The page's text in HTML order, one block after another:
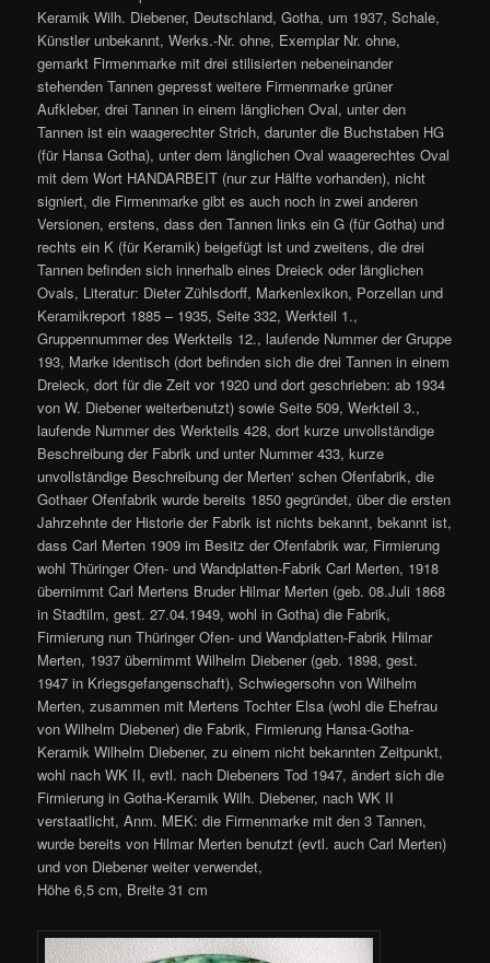
Keramik Wilh. Diebener, Deutschland, Gotha, um 1937, Schale,
Künstler unbekannt, Werks.-Nr. ohne, Exemplar Nr. ohne,
gemarkt Firmenmarke mit drei stilisierten nebeneinander
stehenden Tannen gepresst weitere Firmenmarke grüner
Aufkleber, drei Tannen in einem länglichen Oval, unter den
Tannen ist ein waagerechter Strich, darunter die Buchstaben HG
(für Hansa Gotha), unter dem länglichen Oval waagerechtes Oval
mit dem Wort HANDARBEIT (nur zur Hälfte vorhanden), nicht
signiert, die Firmenmarke gibt es auch noch in zwei anderen
Versionen, erstens, dass den Tannen links ein G (für Gotha) und
rechts ein K (für Keramik) beigefügt ist und zweitens, die drei
Tannen befinden sich innerhalb eines Dreieck oder länglichen
Ovals, Literatur: Dieter Zühlsdorff, Markenlexikon, Porzellan und
Keramikreport 1885 – 1935, Seite 332, Werkteil 1.,
Gruppennummer des Werkteils 12., laufende Nummer der Gruppe
193, Marke identisch (dort befinden sich die drei Tannen in einem
Dreieck, dort für die Zeit vor 1920 und dort geschrieben: ab 1934
von W. Diebener weiterbenutzt) sowie Seite 509, Werkteil 3.,
laufende Nummer des Werkteils 428, dort kurze unvollständige
Beschreibung der Fabrik und unter Nummer 433, kurze
unvollständige Beschreibung der Merten‘ schen Ofenfabrik, die
Gothaer Ofenfabrik wurde bereits 1850 gegründet, über die ersten
Jahrzehnte der Historie der Fabrik ist nichts bekannt, bekannt ist,
dass Carl Merten 1909 im Besitz der Ofenfabrik war, Firmierung
wohl Thüringer Ofen- und Wandplatten-Fabrik Carl Merten, 1918
übernimmt Carl Mertens Bruder Hilmar Merten (geb. 08.Juli 1868
in Stadtilm, gest. 27.04.1949, wohl in Gotha) die Fabrik,
Firmierung nun Thüringer Ofen- und Wandplatten-Fabrik Hilmar
Merten, 1937 übernimmt Wilhelm Diebener (geb. 1898, gest.
1947 in Kriegsgefangenschaft), Schwiegersohn von Wilhelm
Merten, zusammen mit Mertens Tochter Elsa (wohl die Ehefrau
von Wilhelm Diebener) die Fabrik, Firmierung Hansa-Gotha-
Keramik Wilhelm Diebener, zu einem nicht bekannten Zeitpunkt,
wohl nach WK II, evtl. nach Diebeners Tod 1947, ändert sich die
Firmierung in Gotha-Keramik Wilh. Diebener, nach WK II
verstaatlicht, Anm. MEK: die Firmenmarke mit den 3 Tannen,
wurde bereits von Hilmar Merten benutzt (evtl. auch Carl Merten)
und von Diebener weiter verwendet,
Höhe 6,5 cm, Breite 31 cm